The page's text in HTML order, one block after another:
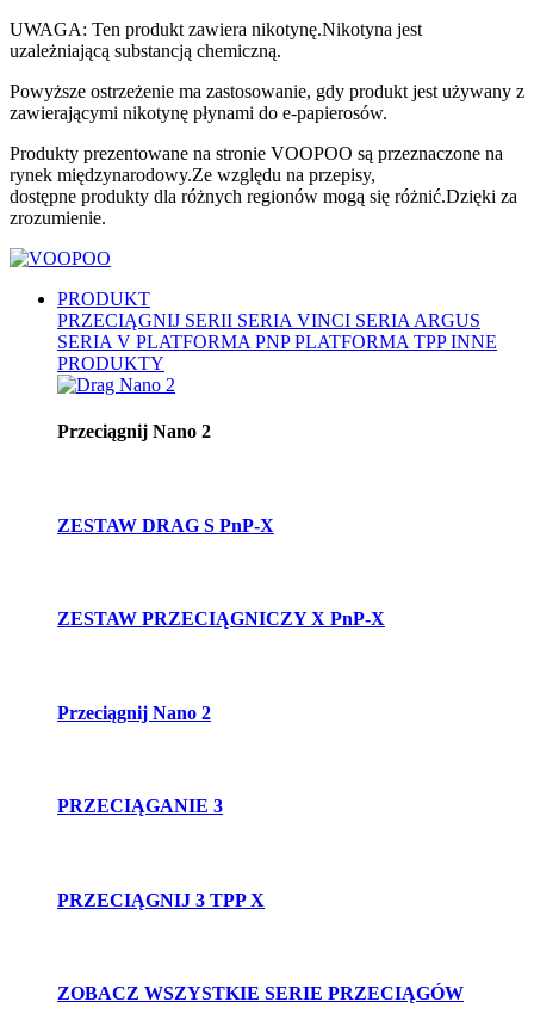
UWAGA: Ten produkt zawiera nikotynę.Nikotyna jest
uzależniającą substancją chemiczną.
Powyższe ostrzeżenie ma zastosowanie, gdy produkt jest używany z
zawierającymi nikotynę płynami do e-papierosów.
Produkty prezentowane na stronie VOOPOO są przeznaczone na
rynek międzynarodowy.Ze względu na przepisy,
dostępne produkty dla różnych regionów mogą się różnić.Dzięki za
zrozumienie.
PRODUKT
PRZECIĄGNIJ SERII SERIA VINCI SERIA ARGUS
SERIA V PLATFORMA PNPPLATFORMA TPPINNE
PRODUKTY
Przeciągnij Nano 2
ZESTAW DRAG S PnP-X
ZESTAW PRZECIĄGNICZY X PnP-X
Przeciągnij Nano 2
PRZECIĄGANIE 3
PRZECIĄGNIJ 3 TPP X
ZOBACZ WSZYSTKIE SERIE PRZECIĄGÓW